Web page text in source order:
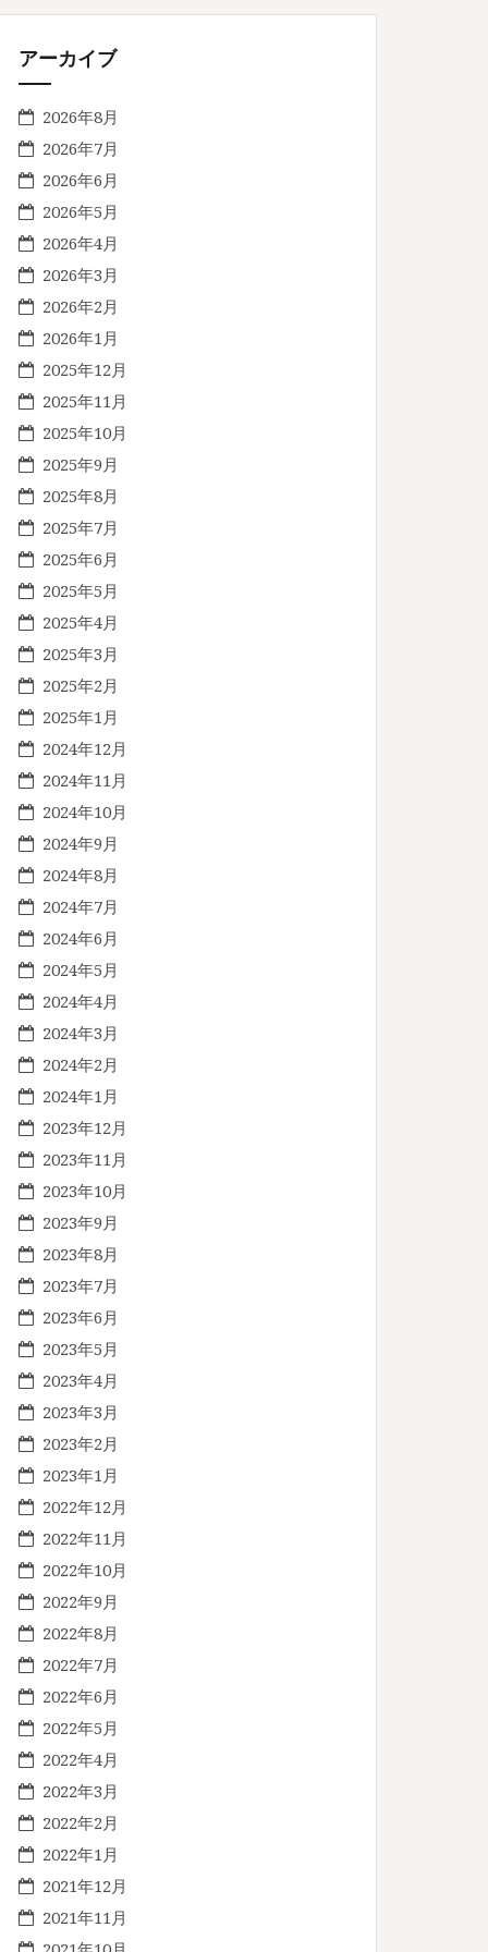
アーカイブ
2026年8月
2026年7月
2026年6月
2026年5月
2026年4月
2026年3月
2026年2月
2026年1月
2025年12月
2025年11月
2025年10月
2025年9月
2025年8月
2025年7月
2025年6月
2025年5月
2025年4月
2025年3月
2025年2月
2025年1月
2024年12月
2024年11月
2024年10月
2024年9月
2024年8月
2024年7月
2024年6月
2024年5月
2024年4月
2024年3月
2024年2月
2024年1月
2023年12月
2023年11月
2023年10月
2023年9月
2023年8月
2023年7月
2023年6月
2023年5月
2023年4月
2023年3月
2023年2月
2023年1月
2022年12月
2022年11月
2022年10月
2022年9月
2022年8月
2022年7月
2022年6月
2022年5月
2022年4月
2022年3月
2022年2月
2022年1月
2021年12月
2021年11月